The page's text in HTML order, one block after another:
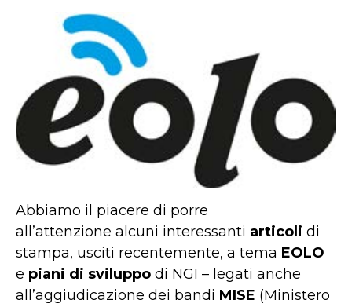
Abbiamo il piacere di porre
all’attenzione alcuni interessanti articoli di
stampa, usciti recentemente, a tema EOLO
e piani di sviluppo di NGI – legati anche
all’aggiudicazione dei bandi MISE (Ministero